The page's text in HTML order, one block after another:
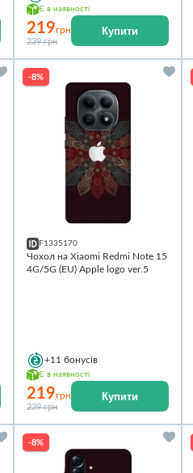
Є в наявності
219грн
239 грн
Купити
-8%
F1335170
Чохол на Xiaomi Redmi Note 15
4G/5G (EU) Apple logo ver.5
+11 бонусів
Є в наявності
219грн
239 грн
Купити
-8%